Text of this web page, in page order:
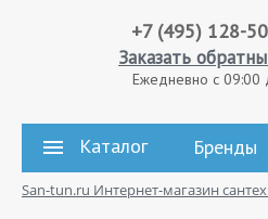
+7 (495) 128-
Заказать
Ежедневно с 09:00
Каталог Бренды
San-tun.ru Интернет-магазин